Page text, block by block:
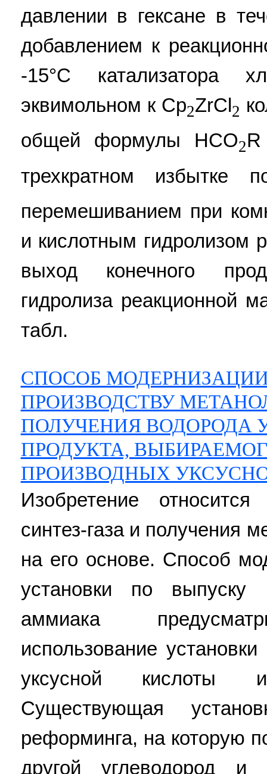
давлении в гексане в
добавлением к
-15°С катализатора
эквимольном к Cp2ZrCl2
общей формулы HCO2
трехкратном
перемешиванием при
и кислотным
выход конечного
гидролиза реакционной
табл.
СПОСОБ
ПРОИЗВОДСТВУ
ПОЛУЧЕНИЯ ВОДОРОДА
ПРОДУКТА,
ПРОИЗВОДНЫХ
Изобретение
синтез-газа и получения
на его основе. Способ
установки по выпуску
аммиака
использование
уксусной кислоты
Существующая
реформинга, на которую
другой углеводород